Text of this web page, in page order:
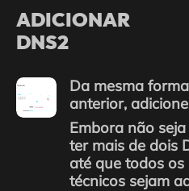
ADICIONAR
DNS2
Da mesma
anterior,
Embora não
ter mais de dois
até que todos os
técnicos sejam